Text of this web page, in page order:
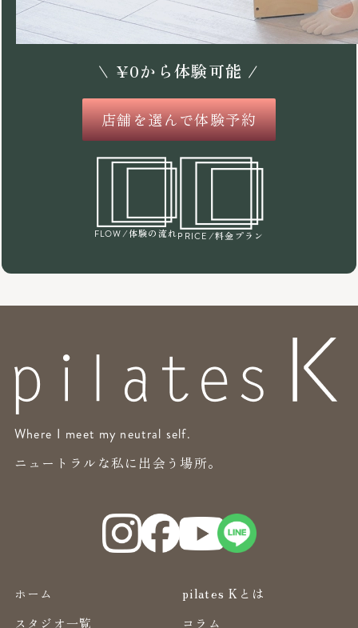
\ ¥0から体験可能 /
店舗を選んで体験予約
FLOW /体験の流れPRICE /料金プラン
Where I meet my neutral self.
ニュートラルな私に出会う場所。
ホーム
pilates Kとは
スタジオ一覧
コラム